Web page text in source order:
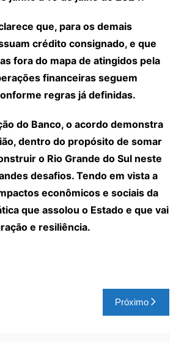
que, para os demais
crédito consignado, e que
fora do mapa de atingidos pela
financeiras seguem
regras já definidas.
do Banco, o acordo demonstra
dentro do propósito de somar
o Rio Grande do Sul neste
desafios. Tendo em vista a
econômicos e sociais da
que assolou o Estado e que vai
e resiliência.
Próximo